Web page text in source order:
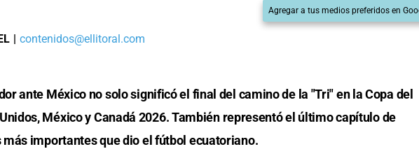
Agregar a tus medios preferidos en
| contenidos@ellitoral.com
ante México no solo significó el final del camino de la "Tri" en la Copa del
México y Canadá 2026. También representó el último capítulo de
más importantes que dio el fútbol ecuatoriano.